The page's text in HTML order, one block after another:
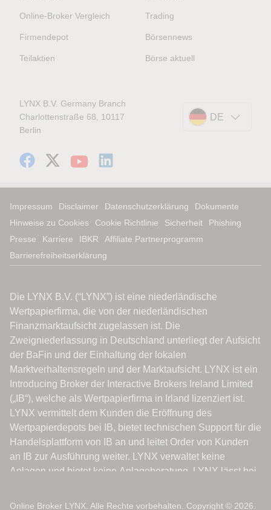
Online-Broker Vergleich
Firmendepot
Teilaktien
Trading
Börsennews
Börse aktuell
LYNX B.V. Germany Branch
Charlottenstraße 68, 10117
Berlin
DE
Impressum Disclaimer Datenschutzerklärung
Dokumente
Hinweise zu Cookies
Cookie Richtlinie Sicherheit
Phishing
Presse
Karriere IBKR
Affiliate Partnerprogramm
Barrierefreiheitserklärung
Online Broker LYNX. Alle Rechte vorbehalten. Copyright © 2026.